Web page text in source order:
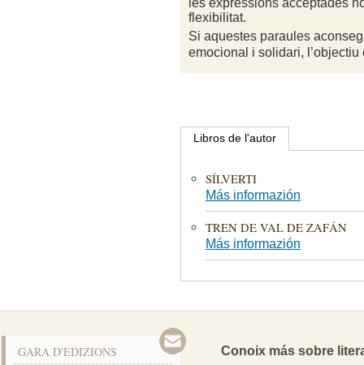
flexibilitat.
Si aquestes paraules
emocional i solidari, l’objectiu
Libros de l'autor
SÍLVERTI
Más informazión
TREN DE VAL DE ZAFÁN
Más informazión
GARA D'EDIZIONS
Conoix más sobre